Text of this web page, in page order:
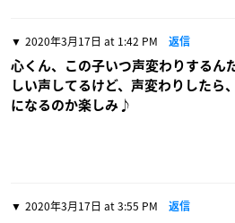
2020年3月17日 at 1:42 PM 返信
心くん、この子いつ声変わりするん
しい声してるけど、声変わりしたら
になるのか楽しみ♪
2020年3月17日 at 3:55 PM 返信